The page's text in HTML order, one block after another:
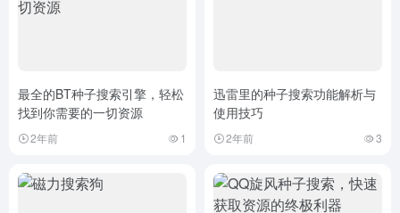
最全的BT种子搜索引擎，轻松
找到你需要的一切资源
2年前 1
迅雷里的种子搜索功能解析与
使用技巧
2年前 3